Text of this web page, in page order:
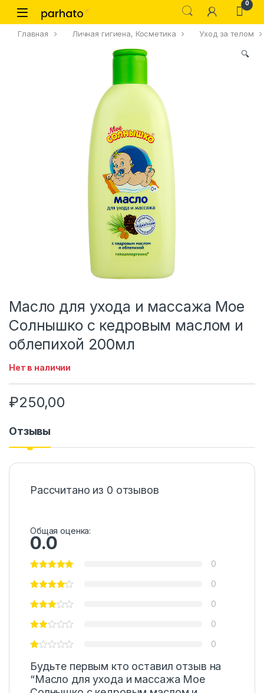
0
Главная Личная гигиена, Косметика Уход за телом
🔍
Масло для ухода и массажа Мое
Солнышко с кедровым маслом и
облепихой 200мл
Нет в наличии
₽250,00
Отзывы
Рассчитано из 0 отзывов
Общая оценка:
0.0
0
0
0
0
0
Будьте первым кто оставил отзыв на
“Масло для ухода и массажа Мое